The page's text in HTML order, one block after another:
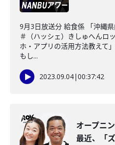
9月3日放送分 給食係 「沖縄県
＃（ハッシェ）きしゅへんロ
ホ・アプリの活用方法教えて
もし...
2023.09.04|00:37:42
オープニ
最近、「